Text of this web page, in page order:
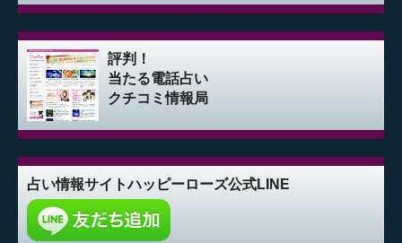
評判！
当たる電話占い
クチコミ情報局
占い情報サイトハッピーローズ公式LINE